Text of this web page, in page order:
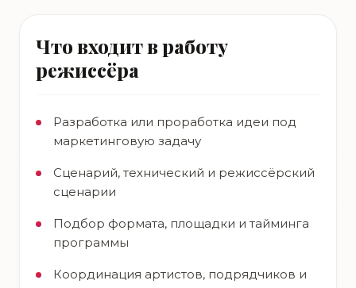
Что входит в работу
режиссёра
Разработка или проработка идеи под
маркетинговую задачу
Сценарий, технический и режиссёрский
сценарии
Подбор формата, площадки и тайминга
программы
Координация артистов, подрядчиков и